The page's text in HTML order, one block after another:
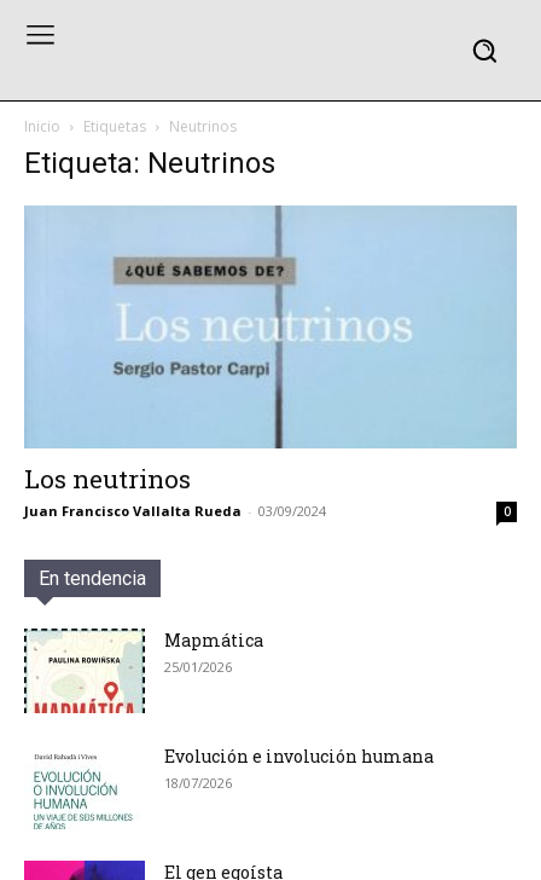
Inicio Etiquetas Neutrinos
Etiqueta: Neutrinos
Los neutrinos
Juan Francisco Vallalta Rueda - 03/09/2024 0
En tendencia
Mapmática
25/01/2026
Evolución e involución humana
18/07/2026
El gen egoísta